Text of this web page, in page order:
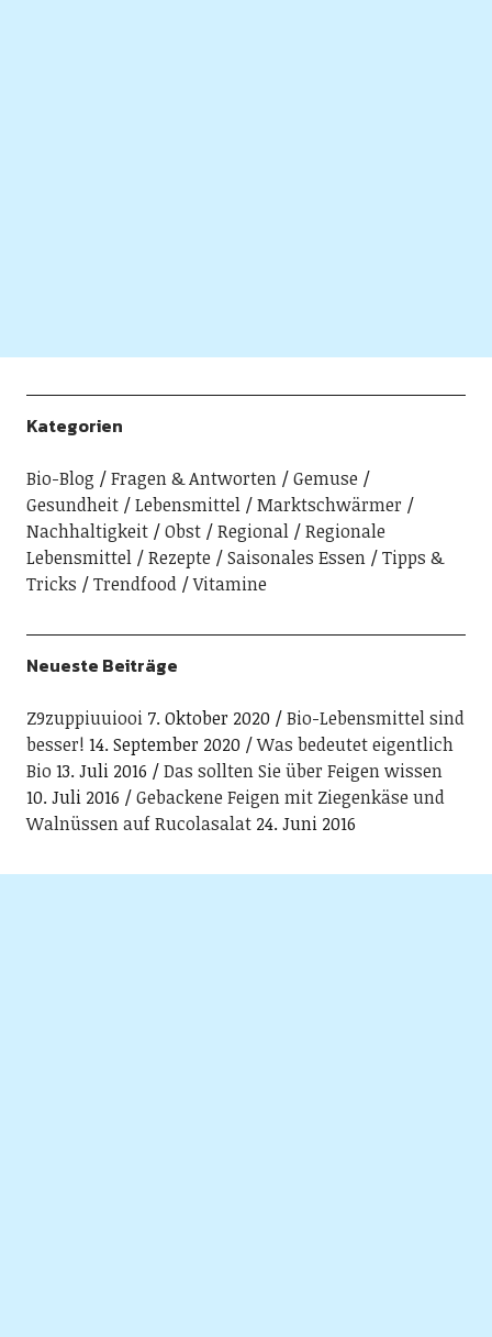
Kategorien
Bio-Blog Fragen & Antworten
Gemuse
Gesundheit
Lebensmittel
Marktschwärmer
Nachhaltigkeit
Obst Regional
Regionale
Lebensmittel
Rezepte Saisonales Essen
Tipps &
Tricks
Trendfood Vitamine
Neueste Beiträge
Z9zuppiuuiooi 7. Oktober 2020
Bio-Lebensmittel sind
besser! 14. September 2020
Was bedeutet eigentlich
Bio 13. Juli 2016
Das sollten Sie über Feigen wissen
10. Juli 2016
Gebackene Feigen mit Ziegenkäse und
Walnüssen auf Rucolasalat 24. Juni 2016